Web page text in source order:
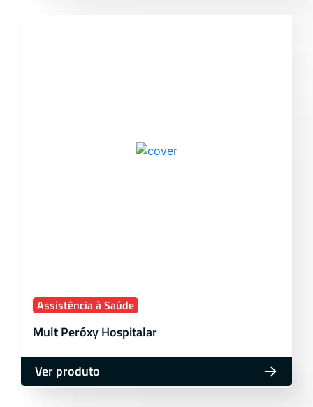
Assistência à Saúde
Mult Peróxy Hospitalar
Ver produto